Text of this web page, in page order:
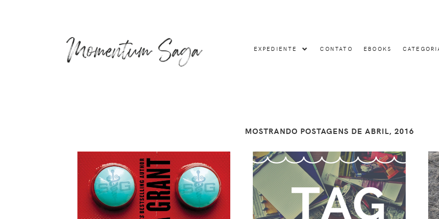
EXPEDIENTE CONTATO EBOOKS
MOSTRANDO POSTAGENS DE ABRIL, 2016